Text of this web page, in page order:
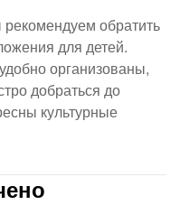
обратить
для детей.
организованы,
добраться до
культурные